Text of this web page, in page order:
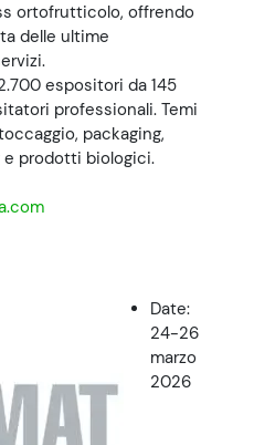
ortofrutticolo, offrendo
delle ultime
espositori da 145
professionali. Temi
packaging,
prodotti biologici.
Date:
24-26
marzo
2026